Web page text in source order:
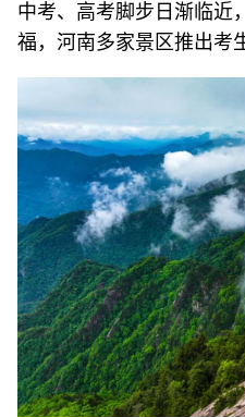
中考、高考脚步日渐临近
福，河南多家景区推出考